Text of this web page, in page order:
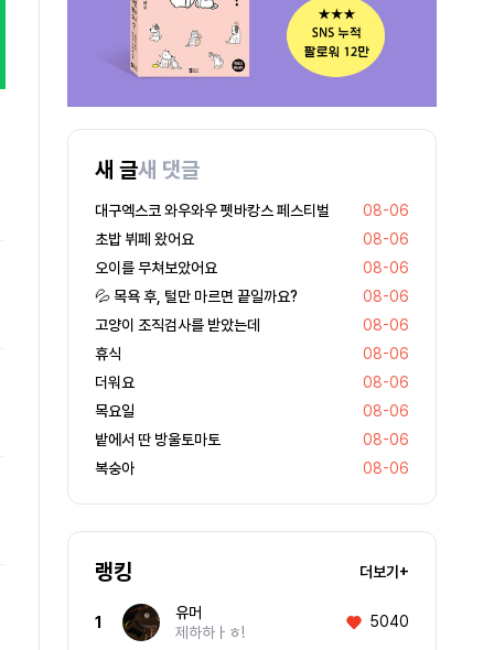
새 글새 댓글
대구엑스코 와우와우 펫바캉스 페스티벌
08-06
초밥 뷔페 왔어요
08-06
오이를 무쳐보았어요
08-06
💦 목욕 후, 털만 마르면 끝일까요?
08-06
고양이 조직검사를 받았는데
08-06
휴식
08-06
더워요
08-06
목요일
08-06
밭에서 딴 방울토마토
08-06
복숭아
08-06
랭킹 더보기+
1
유머
제하하ㅏㅎ!
5040